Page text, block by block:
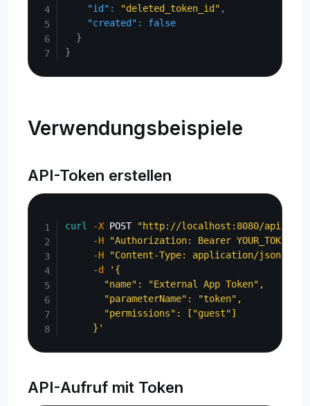
"id" : "deleted_token_id" ,
"created" :
false
}
}
Verwendungsbeispiele
API-Token erstellen
curl -X POST "http://localhost:8080/api/
-H
"Authorization: Bearer YOUR_TOKEN"
-H
"Content-Type: application/json"
-d
'{
       "name": "External App Token",
       "parameterName": "token",
       "permissions": ["guest"]
     }'
API-Aufruf mit Token